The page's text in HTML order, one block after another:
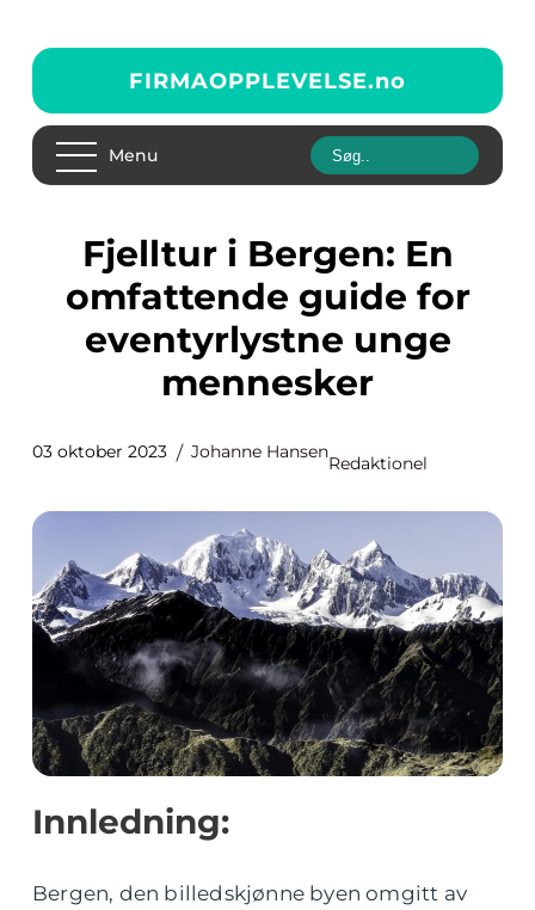
FIRMAOPPLEVELSE.no
Menu
Fjelltur i Bergen: En
omfattende guide for
eventyrlystne unge
mennesker
03 oktober 2023 Johanne Hansen
Redaktionel
Innledning:
Bergen, den billedskjønne byen omgitt av